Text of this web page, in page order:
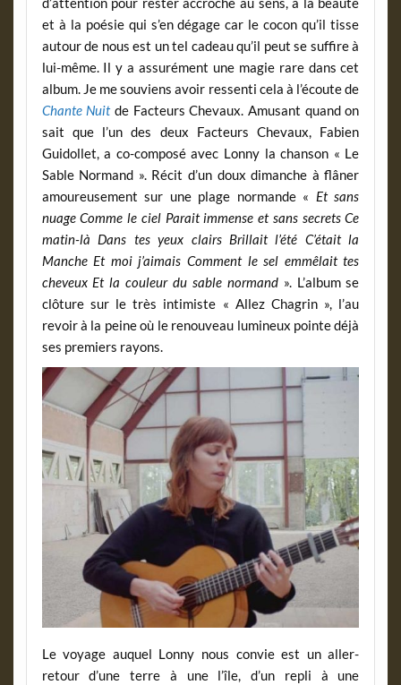
et à la poésie qui s’en dégage car le cocon qu’il tisse
autour de nous est un tel cadeau qu’il peut se suffire à
lui-même. Il y a assurément une magie rare dans cet
album. Je me souviens avoir ressenti cela à l’écoute de
Chante Nuitde Facteurs Chevaux. Amusant quand on
sait que l’un des deux Facteurs Chevaux, Fabien
Guidollet, a co-composé avec Lonny la chanson « Le
Sable Normand ». Récit d’un doux dimanche à flâner
amoureusement sur une plage normande « Et sans
nuage Comme le ciel Parait immense et sans secrets Ce
matin-là Dans tes yeux clairs Brillait l’été C’était la
Manche Et moi j’aimais Comment le sel emmêlait tes
cheveux Et la couleur du sable normand». L’album se
clôture sur le très intimiste « Allez Chagrin », l’au
revoir à la peine où le renouveau lumineux pointe déjà
ses premiers rayons.
Le voyage auquel Lonny nous convie est un aller-
retour d’une terre à une l’île, d’un repli à une